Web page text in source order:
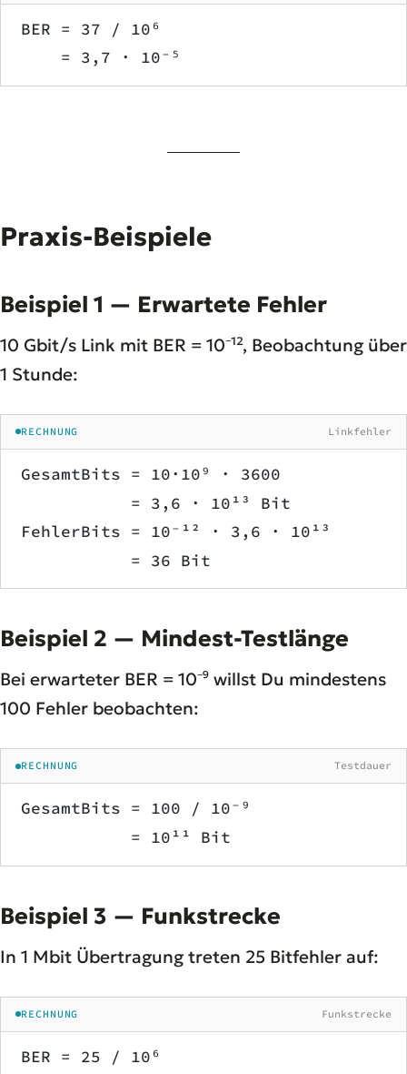
BER = 37 / 10⁶
    = 3,7 · 10⁻⁵
Praxis-Beispiele
Beispiel 1 — Erwartete Fehler
10 Gbit/s Link mit BER = 10⁻¹², Beobachtung über
1 Stunde:
RECHNUNG Linkfehler
GesamtBits = 10·10⁹ · 3600
           = 3,6 · 10¹³ Bit
FehlerBits = 10⁻¹² · 3,6 · 10¹³
           = 36 Bit
Beispiel 2 — Mindest-Testlänge
Bei erwarteter BER = 10⁻⁹ willst Du mindestens
100 Fehler beobachten:
RECHNUNG Testdauer
GesamtBits = 100 / 10⁻⁹
           = 10¹¹ Bit
Beispiel 3 — Funkstrecke
In 1 Mbit Übertragung treten 25 Bitfehler auf:
RECHNUNG Funkstrecke
BER = 25 / 10⁶